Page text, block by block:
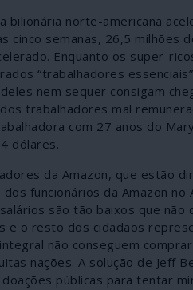
bilionária norte-americana
cinco semanas, 26,5
Enquanto os super-
“trabalhadores
nem sequer consigam
trabalhadores mal
com 27 anos do
dólares.
da Amazon, que estão
funcionários da Amazon
são tão baixos que
e o resto dos cidadãos
não conseguem
nações. A solução de Jeff
públicas para tentar